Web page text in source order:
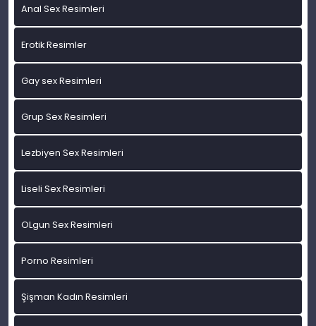
Anal Sex Resimleri
Erotik Resimler
Gay sex Resimleri
Grup Sex Resimleri
Lezbiyen Sex Resimleri
Liseli Sex Resimleri
OLgun Sex Resimleri
Porno Resimleri
Şişman Kadın Resimleri